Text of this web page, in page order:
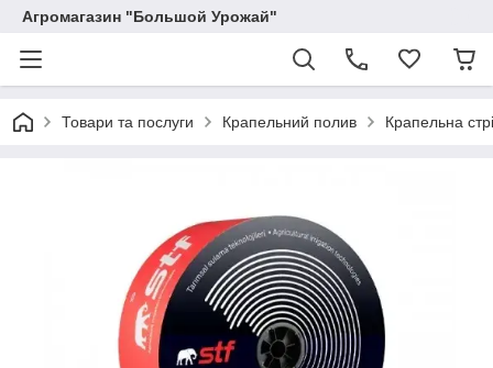
Агромагазин "Большой Урожай"
Товари та послуги Крапельний полив Крапельна